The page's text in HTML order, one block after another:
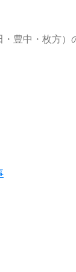
豊中・枚方）